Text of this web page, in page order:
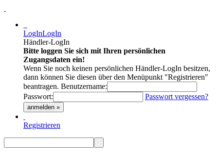
LogInLogIn
Händler-LogIn
Bitte loggen Sie sich mit Ihren persönlichen
Zugangsdaten ein!
Wenn Sie noch keinen persönlichen Händler-LogIn besitzen,
dann können Sie diesen über den Menüpunkt "Registrieren"
beantragen. Benutzername:
Passwort:
Passwort vergessen?
anmelden »
Registrieren